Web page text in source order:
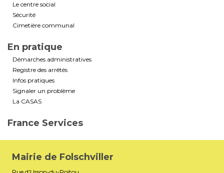
Le centre social
Sécurité
Cimetière communal
En pratique
Démarches administratives
Registre des arrêtés
Infos pratiques
Signaler un problème
La CASAS
France Services
Mairie de Folschviller